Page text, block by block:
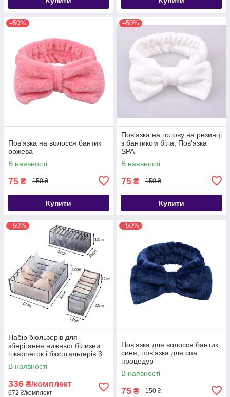
–50%
Пов'язка на волосся бантик
рожева
В наявності
75 ₴ 150 ₴
Купити
–50%
Пов'язка на голову на резинці
з бантиком біла, Пов'язка
SPA
В наявності
75 ₴ 150 ₴
Купити
–50%
Набір бюльзерів для
зберігання нижньої білизни
шкарпеток і бюстгальтерів 3
предмети
В наявності
336 ₴/комплект
672 ₴/комплект
–50%
Пов'язка для волосся бантик
синя, пов'язка для спа
процедур
В наявності
75 ₴ 150 ₴